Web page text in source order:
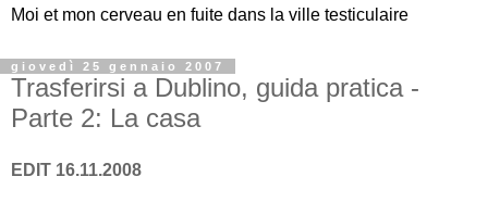
Moi et mon cerveau en fuite dans la ville testiculaire
giovedì 25 gennaio 2007
Trasferirsi a Dublino, guida pratica -
Parte 2: La casa
EDIT 16.11.2008